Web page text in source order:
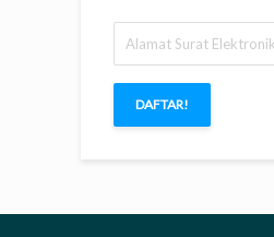
Surat
Elektronik
DAFTAR!